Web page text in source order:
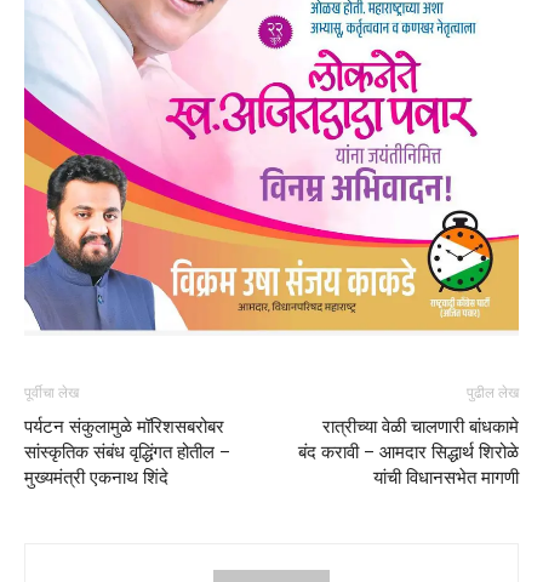
पूर्वीचा लेख
पर्यटन संकुलामुळे मॉरिशसबरोबर
सांस्कृतिक संबंध वृद्धिंगत होतील –
मुख्यमंत्री एकनाथ शिंदे
पुढील लेख
रात्रीच्या वेळी चालणारी बांधकामे
बंद करावी – आमदार सिद्धार्थ शिरोळे
यांची विधानसभेत मागणी